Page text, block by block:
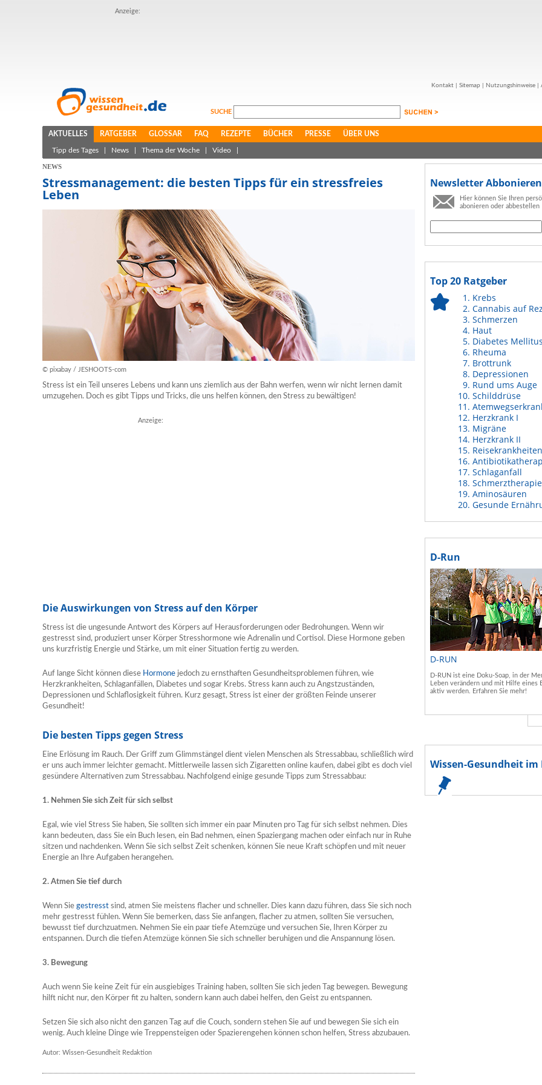
Anzeige:
Kontakt Sitemap Nutzungshinweise
SUCHE
AKTUELLES RATGEBER GLOSSAR FAQ REZEPTE BÜCHER PRESSE ÜBER UNS
Tipp des Tages News Thema der Woche Video
NEWS
Stressmanagement: die besten Tipps für ein stressfreies
Leben
© pixabay / JESHOOTS-com
Stress ist ein Teil unseres Lebens und kann uns ziemlich aus der Bahn werfen, wenn wir nicht lernen damit
umzugehen. Doch es gibt Tipps und Tricks, die uns helfen können, den Stress zu bewältigen!
Anzeige:
Die Auswirkungen von Stress auf den Körper
Stress ist die ungesunde Antwort des Körpers auf Herausforderungen oder Bedrohungen. Wenn wir
gestresst sind, produziert unser Körper Stresshormone wie Adrenalin und Cortisol. Diese Hormone geben
uns kurzfristig Energie und Stärke, um mit einer Situation fertig zu werden.
Auf lange Sicht können diese Hormone jedoch zu ernsthaften Gesundheitsproblemen führen, wie
Herzkrankheiten, Schlaganfällen, Diabetes und sogar Krebs. Stress kann auch zu Angstzuständen,
Depressionen und Schlaflosigkeit führen. Kurz gesagt, Stress ist einer der größten Feinde unserer
Gesundheit!
Die besten Tipps gegen Stress
Eine Erlösung im Rauch. Der Griff zum Glimmstängel dient vielen Menschen als Stressabbau, schließlich wird
er uns auch immer leichter gemacht. Mittlerweile lassen sich Zigaretten online kaufen, dabei gibt es doch viel
gesündere Alternativen zum Stressabbau. Nachfolgend einige gesunde Tipps zum Stressabbau:
1. Nehmen Sie sich Zeit für sich selbst
Egal, wie viel Stress Sie haben, Sie sollten sich immer ein paar Minuten pro Tag für sich selbst nehmen. Dies
kann bedeuten, dass Sie ein Buch lesen, ein Bad nehmen, einen Spaziergang machen oder einfach nur in Ruhe
sitzen und nachdenken. Wenn Sie sich selbst Zeit schenken, können Sie neue Kraft schöpfen und mit neuer
Energie an Ihre Aufgaben herangehen.
2. Atmen Sie tief durch
Wenn Sie gestresst sind, atmen Sie meistens flacher und schneller. Dies kann dazu führen, dass Sie sich noch
mehr gestresst fühlen. Wenn Sie bemerken, dass Sie anfangen, flacher zu atmen, sollten Sie versuchen,
bewusst tief durchzuatmen. Nehmen Sie ein paar tiefe Atemzüge und versuchen Sie, Ihren Körper zu
entspannen. Durch die tiefen Atemzüge können Sie sich schneller beruhigen und die Anspannung lösen.
3. Bewegung
Auch wenn Sie keine Zeit für ein ausgiebiges Training haben, sollten Sie sich jeden Tag bewegen. Bewegung
hilft nicht nur, den Körper fit zu halten, sondern kann auch dabei helfen, den Geist zu entspannen.
Setzen Sie sich also nicht den ganzen Tag auf die Couch, sondern stehen Sie auf und bewegen Sie sich ein
wenig. Auch kleine Dinge wie Treppensteigen oder Spazierengehen können schon helfen, Stress abzubauen.
Autor: Wissen-Gesundheit Redaktion
Newsletter Abbonieren
Hier können Sie Ihren
abonieren oder abbestellen
Top 20 Ratgeber
Krebs
Cannabis auf
Schmerzen
Haut
Diabetes Mellitus
Rheuma
Brottrunk
Depressionen
Rund ums Auge
Schilddrüse
Herzkrank I
Migräne
Herzkrank II
Reisekrankheiten
Schlaganfall
Schmerztherapie
Aminosäuren
Gesunde
D-Run
D-RUN
D-RUN ist eine Doku-Soap, in der
Leben verändern und mit Hilfe eines
aktiv werden. Erfahren Sie mehr!
Wissen-Gesundheit im